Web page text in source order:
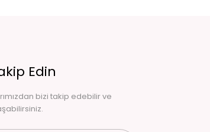
Edin
bizi takip edebilir ve